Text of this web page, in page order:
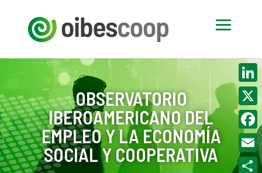
OBSERVATORIO
IBEROAMERICANO DEL
EMPLEO Y LA ECONOMÍA
SOCIAL Y COOPERATIVA
X
Email